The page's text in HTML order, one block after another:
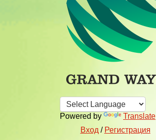
Powered by
Translate
Вход / Регистрация